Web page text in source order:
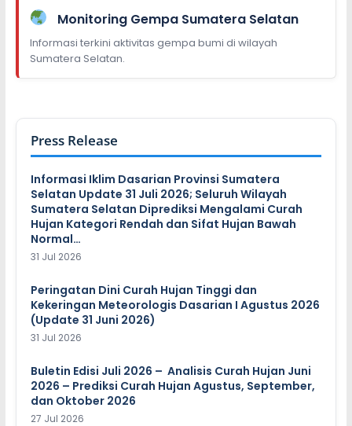
Monitoring Gempa Sumatera Selatan
Informasi terkini aktivitas gempa bumi di wilayah
Sumatera Selatan.
Press Release
Informasi Iklim Dasarian Provinsi Sumatera
Selatan Update 31 Juli 2026; Seluruh Wilayah
Sumatera Selatan Diprediksi Mengalami Curah
Hujan Kategori Rendah dan Sifat Hujan Bawah
Normal…
31 Jul 2026
Peringatan Dini Curah Hujan Tinggi dan
Kekeringan Meteorologis Dasarian I Agustus 2026
(Update 31 Juni 2026)
31 Jul 2026
Buletin Edisi Juli 2026 – Analisis Curah Hujan Juni
2026 – Prediksi Curah Hujan Agustus, September,
dan Oktober 2026
27 Jul 2026